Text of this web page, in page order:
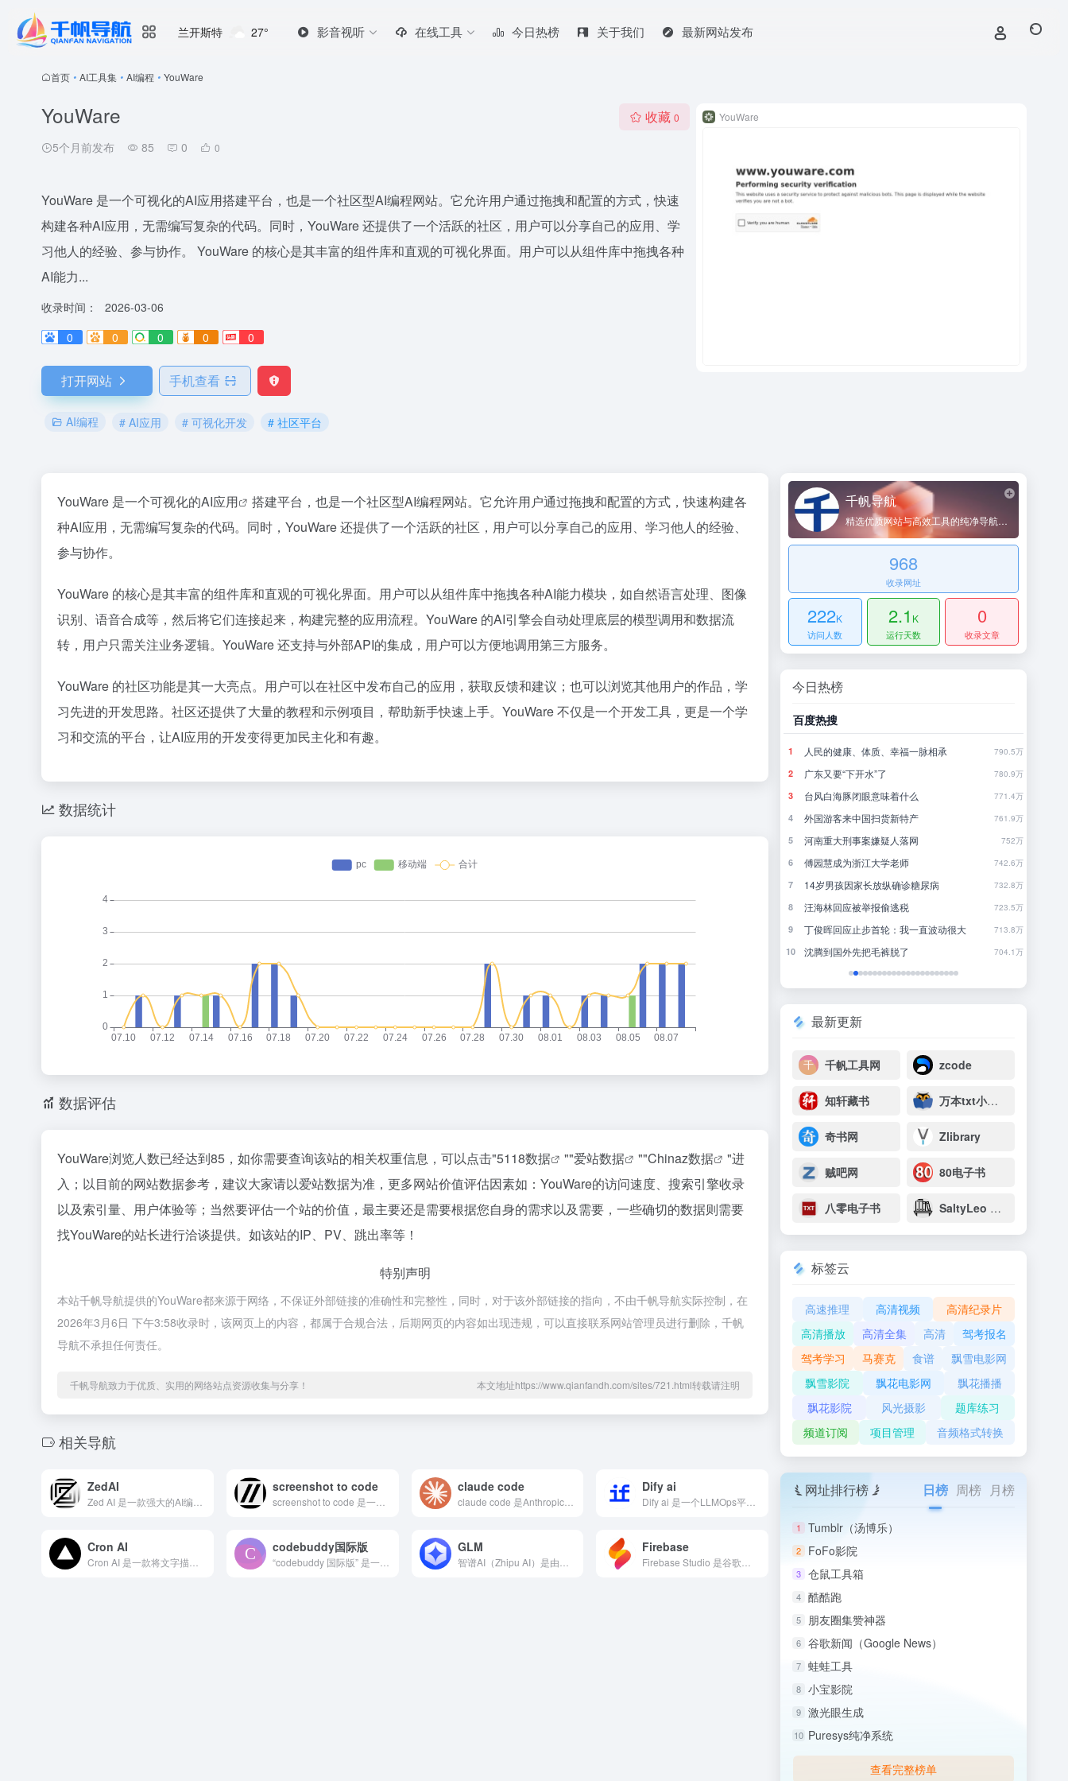
兰开斯特 27° 影音视听 在线工具 今日热榜 关于我们 最新网站发布
首页 • AI工具集 • AI编程 • YouWare
YouWare
5个月前发布 85 0 0
收藏 0
YouWare 是一个可视化的AI应用搭建平台，也是一个社区型AI编程网站。它允许用户通过拖拽和配置的方式，快速
构建各种AI应用，无需编写复杂的代码。同时，YouWare 还提供了一个活跃的社区，用户可以分享自己的应用、学
习他人的经验、参与协作。 YouWare 的核心是其丰富的组件库和直观的可视化界面。用户可以从组件库中拖拽各种
AI能力...
收录时间：
2026-03-06
0
0 0 0 0
打开网站 手机查看
AI编程 # AI应用 # 可视化开发 # 社区平台
YouWare
YouWare 是一个可视化的AI应用
搭建平台，也是一个社区型AI编程网站。它允许用户通过拖拽和配置的方式，快速构建各
种AI应用，无需编写复杂的代码。同时，YouWare 还提供了一个活跃的社区，用户可以分享自己的应用、学习他人的经验、
参与协作。
YouWare 的核心是其丰富的组件库和直观的可视化界面。用户可以从组件库中拖拽各种AI能力模块，如自然语言处理、图像
识别、语音合成等，然后将它们连接起来，构建完整的应用流程。YouWare 的AI引擎会自动处理底层的模型调用和数据流
转，用户只需关注业务逻辑。YouWare 还支持与外部API的集成，用户可以方便地调用第三方服务。
YouWare 的社区功能是其一大亮点。用户可以在社区中发布自己的应用，获取反馈和建议；也可以浏览其他用户的作品，学
习先进的开发思路。社区还提供了大量的教程和示例项目，帮助新手快速上手。YouWare 不仅是一个开发工具，更是一个学
习和交流的平台，让AI应用的开发变得更加民主化和有趣。
数据统计
数据评估
YouWare浏览人数已经达到85，如你需要查询该站的相关权重信息，可以点击"5118数据 ""爱站数据 ""Chinaz数据
"进
入；以目前的网站数据参考，建议大家请以爱站数据为准，更多网站价值评估因素如：YouWare的访问速度、搜索引擎收录
以及索引量、用户体验等；当然要评估一个站的价值，最主要还是需要根据您自身的需求以及需要，一些确切的数据则需要
找YouWare的站长进行洽谈提供。如该站的IP、PV、跳出率等！
特别声明
本站千帆导航提供的YouWare都来源于网络，不保证外部链接的准确性和完整性，同时，对于该外部链接的指向，不由千帆导航实际控制，在
2026年3月6日 下午3:58收录时，该网页上的内容，都属于合规合法，后期网页的内容如出现违规，可以直接联系网站管理员进行删除，千帆
导航不承担任何责任。
千帆导航致力于优质、实用的网络站点资源收集与分享！ 本文地址https://www.qianfandh.com/sites/721.html转载请注明
相关导航
ZedAI screenshot to code
screenshot to code 是一款将截图转换为网页...
claude code
claude code 是Anthropic推出的终端AI编...
Dify ai
Cron AI codebuddy国际版
“codebuddy 国际版” 是一款面向全球开发者的 AI 编程辅助工具，通过集成大语言模型与编程领域知识库，为不同水平的开发者提供代码生成、错误修复、语法解释等服务
GLM Firebase
千帆导航
精选优质网站与高效工具的纯净导航平台
968
收录网址
222K
访问人数
2.1 K
运行天数
0
收录文章
今日热榜
36氪
9 天才，对AI发展到底有多重要？
百度热搜
1 人民的健康、体质、幸福一脉相承 790.5万
2 广东又要“下开水”了 780.9万
3 台风白海豚闭眼意味着什么 771.4万
4 外国游客来中国扫货新特产 761.9万
5 河南重大刑事案嫌疑人落网 752万
6 傅园慧成为浙江大学老师 742.6万
7 14岁男孩因家长放纵确诊糖尿病 732.8万
8 汪海林回应被举报偷逃税 723.5万
9 丁俊晖回应止步首轮：我一直波动很大 713.8万
10 沈腾到国外先把毛裤脱了 704.1万
最新更新
千帆工具网 zcode
知轩藏书 万本txt小说下载网
奇书网 Zlibrary
贼吧网 80电子书
八零电子书 SaltyLeo 的书架
标签云
高速推理 高清视频
高清纪录片
高清播放
高清全集 高清
驾考报名
驾考学习
马赛克 食谱
飘雪电影网
飘雪影院
飘花电影网
飘花播播
飘花影院
风光摄影
题库练习
频道订阅
项目管理 音频格式转换
网址排行榜 日榜 周榜 月榜
1 Tumblr（汤博乐）
2 FoFo影院
3 仓鼠工具箱
4 酷酷跑
5 朋友圈集赞神器
6 谷歌新闻（Google News）
7 蛙蛙工具
8 小宝影院
9 激光眼生成
10 Puresys纯净系统
查看完整榜单